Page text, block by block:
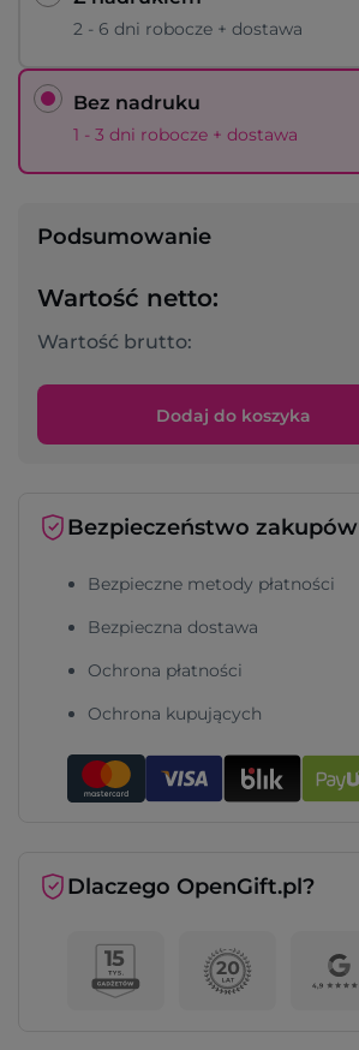
2 - 6 dni robocze + dostawa
Bez nadruku
1 - 3 dni robocze + dostawa
Podsumowanie
Wartość netto:
Wartość brutto:
Dodaj do koszyka
Bezpieczeństwo zakupów
Bezpieczne metody płatności
Bezpieczna dostawa
Ochrona płatności
Ochrona kupujących
Dlaczego OpenGift.pl?